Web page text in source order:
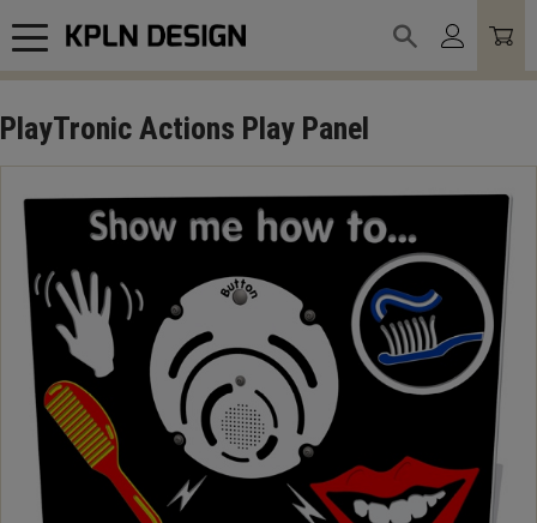
Meny
PlayTronic Actions Play Panel